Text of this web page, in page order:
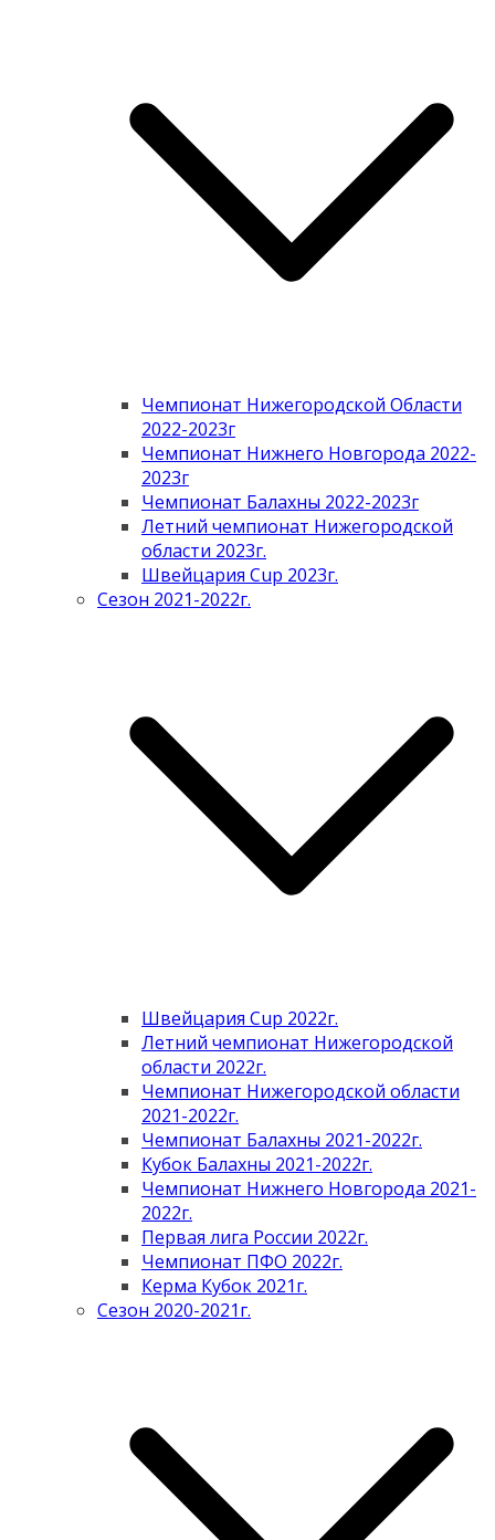
Чемпионат Нижегородской Области
2022-2023г
Чемпионат Нижнего Новгорода 2022-
2023г
Чемпионат Балахны 2022-2023г
Летний чемпионат Нижегородской
области 2023г.
Швейцария Cup 2023г.
Сезон 2021-2022г.
Швейцария Cup 2022г.
Летний чемпионат Нижегородской
области 2022г.
Чемпионат Нижегородской области
2021-2022г.
Чемпионат Балахны 2021-2022г.
Кубок Балахны 2021-2022г.
Чемпионат Нижнего Новгорода 2021-
2022г.
Первая лига России 2022г.
Чемпионат ПФО 2022г.
Керма Кубок 2021г.
Сезон 2020-2021г.